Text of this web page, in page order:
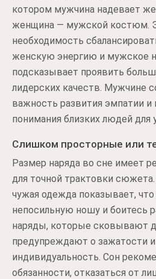
котором мужчина надевает
женщина — мужской костюм.
необходимость
женскую энергию и мужское
подсказывает проявить
лидерских качеств. Мужчине
важность развития эмпатии и
понимания близких людей для
Слишком просторные или
Размер наряда во сне имеет
для точной трактовки
чужая одежда показывает,
непосильную ношу и боитесь
наряды, которые сковывают
предупреждают о зажатости и
индивидуальность. Сон
обязанности, отказаться от